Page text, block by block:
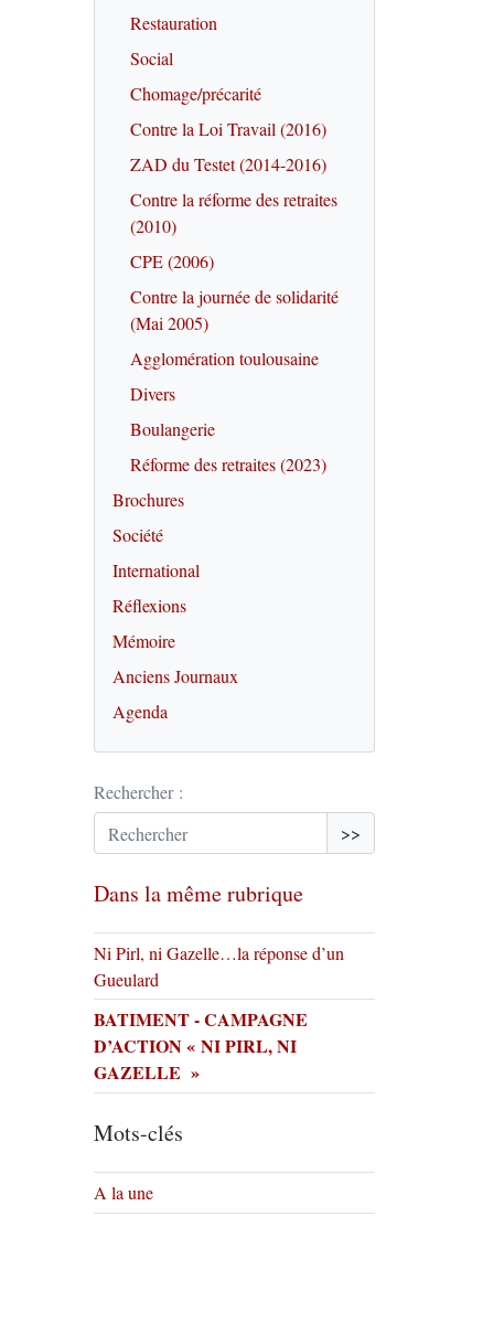
Restauration
Social
Chomage/précarité
Contre la Loi Travail (2016)
ZAD du Testet (2014-2016)
Contre la réforme des retraites
(2010)
CPE (2006)
Contre la journée de solidarité
(Mai 2005)
Agglomération toulousaine
Divers
Boulangerie
Réforme des retraites (2023)
Brochures
Société
International
Réflexions
Mémoire
Anciens Journaux
Agenda
Rechercher :
>>
Dans la même rubrique
Ni Pirl, ni Gazelle…la réponse d’un
Gueulard
BATIMENT - CAMPAGNE
D’ACTION « NI PIRL, NI
GAZELLE »
Mots-clés
A la une